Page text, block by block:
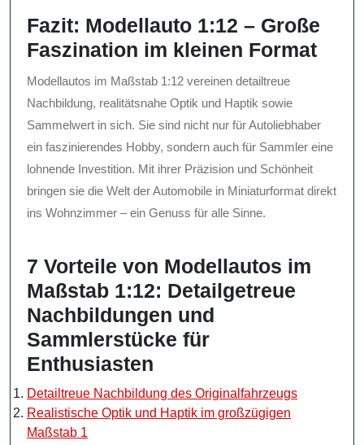
Fazit: Modellauto 1:12 – Große
Faszination im kleinen Format
Modellautos im Maßstab 1:12 vereinen detailtreue
Nachbildung, realitätsnahe Optik und Haptik sowie
Sammelwert in sich. Sie sind nicht nur für Autoliebhaber
ein faszinierendes Hobby, sondern auch für Sammler eine
lohnende Investition. Mit ihrer Präzision und Schönheit
bringen sie die Welt der Automobile in Miniaturformat direkt
ins Wohnzimmer – ein Genuss für alle Sinne.
7 Vorteile von Modellautos im
Maßstab 1:12: Detailgetreue
Nachbildungen und
Sammlerstücke für
Enthusiasten
Detailtreue Nachbildung des Originalfahrzeugs
Realistische Optik und Haptik im großzügigen
Maßstab 1